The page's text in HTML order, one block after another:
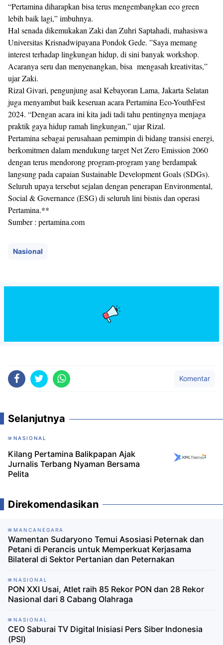
“Pertamina diharapkan bisa terus mengembangkan eco green
lebih baik lagi,” imbuhnya.
Hal senada dikemukakan Zaki dan Zuhri Saptahadi, mahasiswa
Universitas Krisnadwipayana Pondok Gede. ”Saya memang
interest terhadap lingkungan hidup, di sini banyak workshop.
Acaranya seru dan menyenangkan, bisa mengasah kreativitas,”
ujar Zaki.
Rizal Givari, pengunjung asal Kebayoran Lama, Jakarta Selatan
juga menyambut baik keseruan acara Pertamina Eco-YouthFest
2024. “Dengan acara ini kita jadi tadi tahu pentingnya menjaga
praktik gaya hidup ramah lingkungan,” ujar Rizal.
Pertamina sebagai perusahaan pemimpin di bidang transisi energi,
berkomitmen dalam mendukung target Net Zero Emission 2060
dengan terus mendorong program-program yang berdampak
langsung pada capaian Sustainable Development Goals (SDGs).
Seluruh upaya tersebut sejalan dengan penerapan Environmental,
Social & Governance (ESG) di seluruh lini bisnis dan operasi
Pertamina.**
Sumber : pertamina.com
Nasional
Komentar
Selanjutnya
NASIONAL
Kilang Pertamina Balikpapan Ajak
Jurnalis Terbang Nyaman Bersama
Pelita
Direkomendasikan
MANCANEGARA
Wamentan Sudaryono Temui Asosiasi Peternak dan
Petani di Perancis untuk Memperkuat Kerjasama
Bilateral di Sektor Pertanian dan Peternakan
NASIONAL
PON XXI Usai, Atlet raih 85 Rekor PON dan 28 Rekor
Nasional dari 8 Cabang Olahraga
NASIONAL
CEO Saburai TV Digital Inisiasi Pers Siber Indonesia
(PSI)